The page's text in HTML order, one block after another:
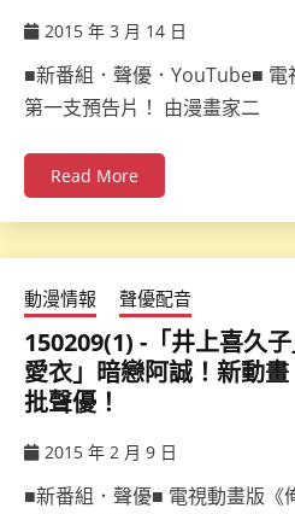
2015 年 3 月 14 日
■新番組．聲優．YouTube■ 電
第一支預告片！ 由漫畫家二
Read More
動漫情報 聲優配音
150209(1) -「井上喜久
愛衣」暗戀阿誠！新動
批聲優！
2015 年 2 月 9 日
■新番組．聲優■ 電視動畫版《